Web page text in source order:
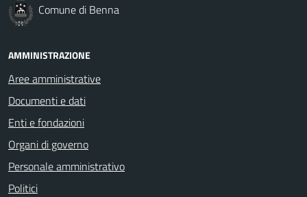
Comune di Benna
AMMINISTRAZIONE
Aree amministrative
Documenti e dati
Enti e fondazioni
Organi di governo
Personale amministrativo
Politici